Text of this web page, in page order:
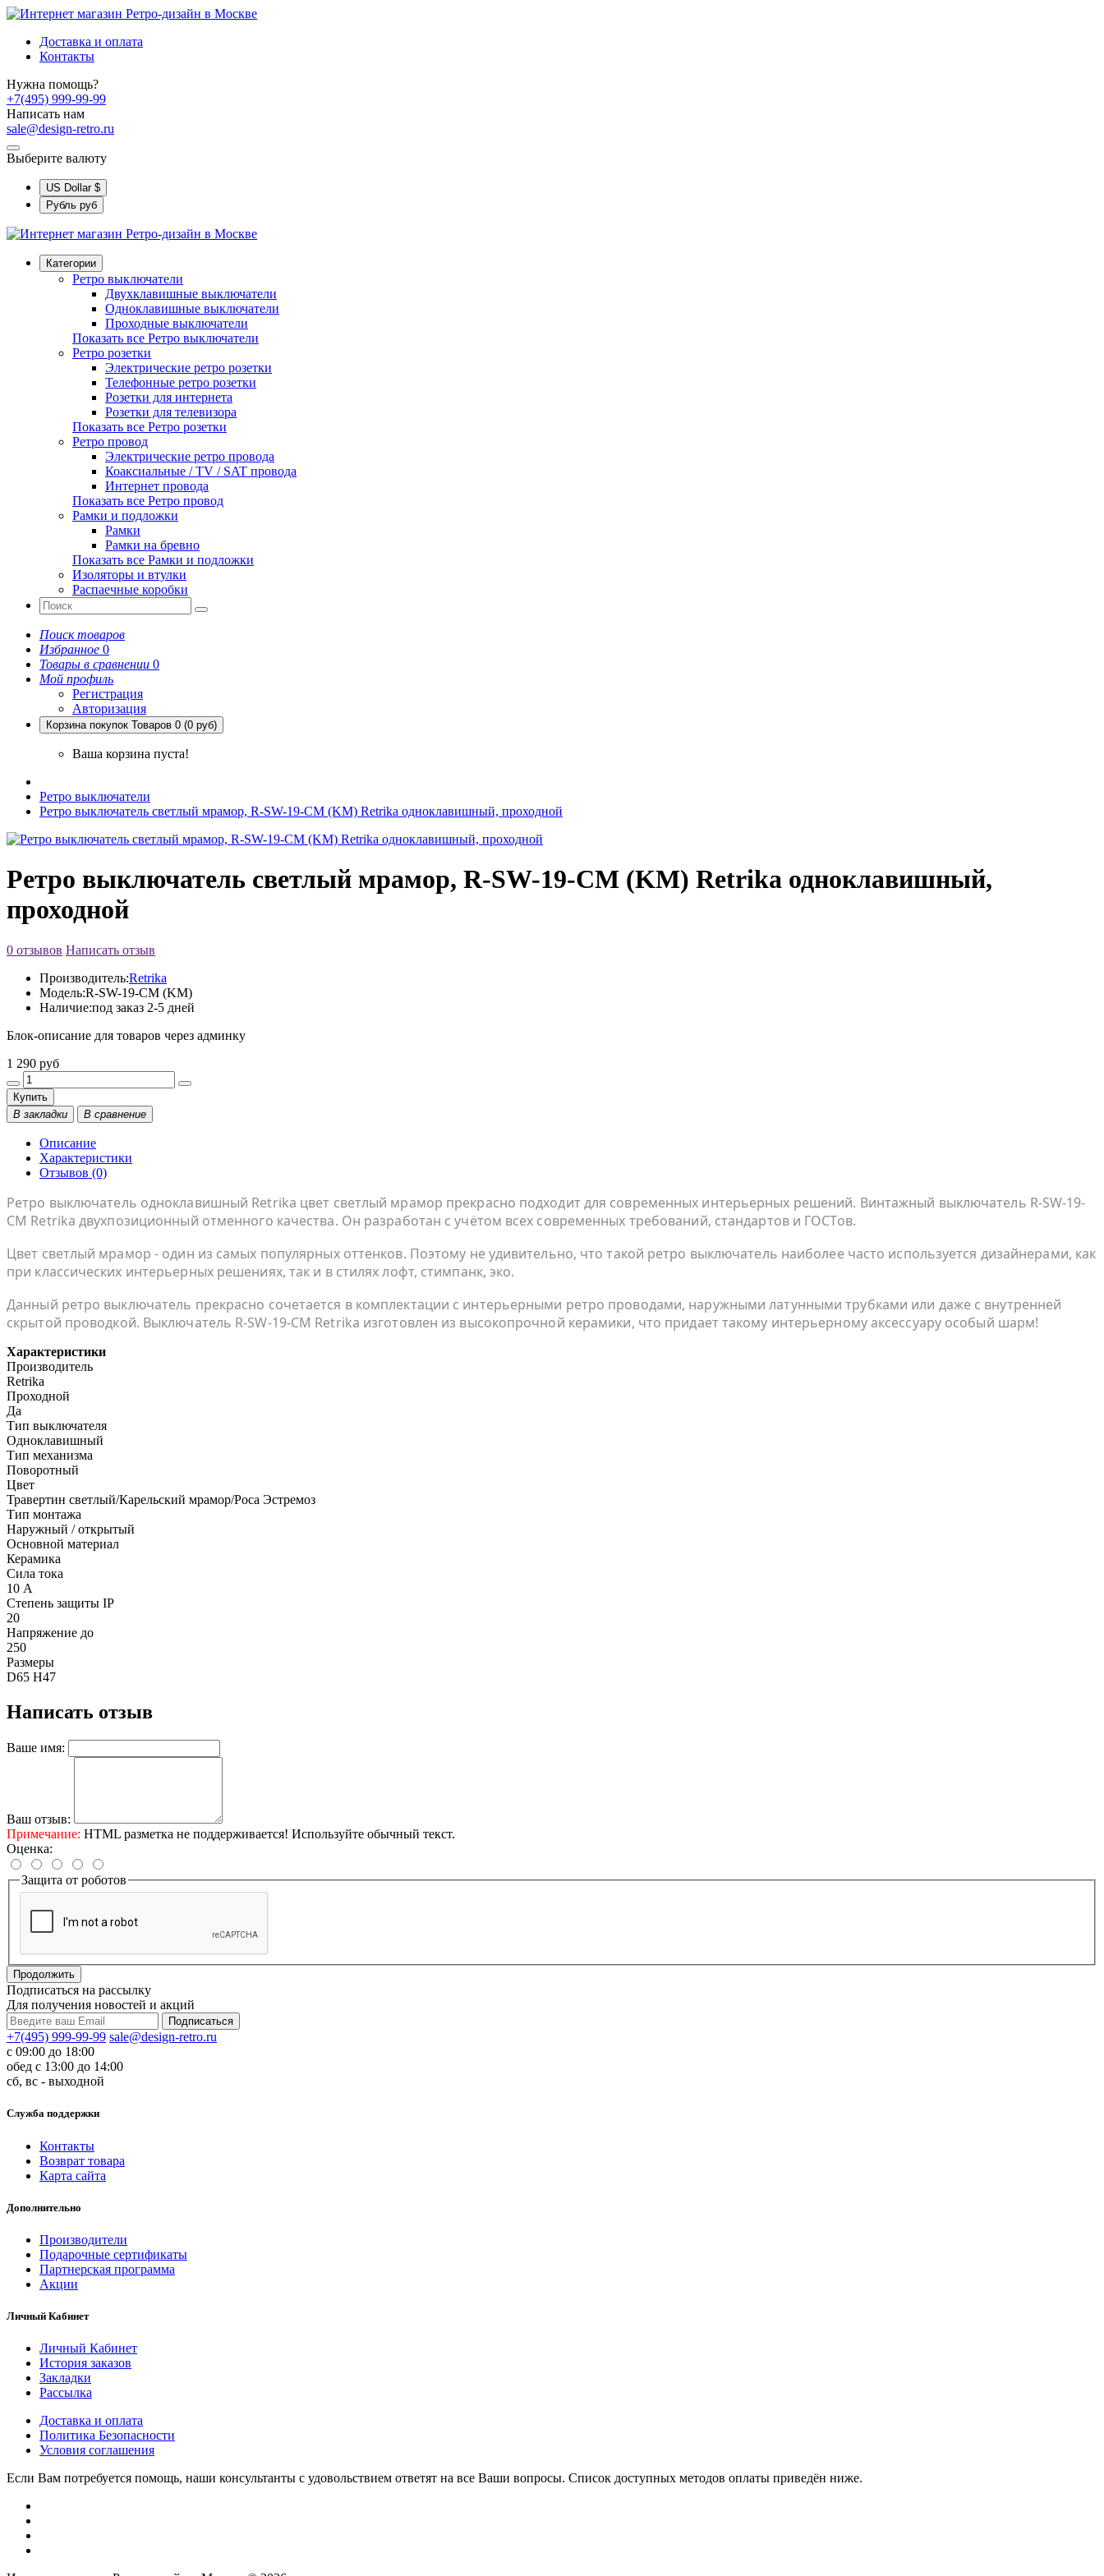
Доставка и оплата
Контакты
Нужна помощь?
+7(495) 999-99-99
Написать нам
sale@design-retro.ru
Выберите валюту
US Dollar $
Рубль руб
Категории
Ретро выключатели
Двухклавишные выключатели
Одноклавишные выключатели
Проходные выключатели
Показать все Ретро выключатели
Ретро розетки
Электрические ретро розетки
Телефонные ретро розетки
Розетки для интернета
Розетки для телевизора
Показать все Ретро розетки
Ретро провод
Электрические ретро провода
Коаксиальные / TV / SAT провода
Интернет провода
Показать все Ретро провод
Рамки и подложки
Рамки
Рамки на бревно
Показать все Рамки и подложки
Изоляторы и втулки
Распаечные коробки
Поиск товаров
Избранное 0
Товары в сравнении 0
Мой профиль
Регистрация
Авторизация
Корзина покупок Товаров 0 (0 руб)
Ваша корзина пуста!
Ретро выключатели
Ретро выключатель светлый мрамор, R-SW-19-СМ (KM) Retrika одноклавишный, проходной
Ретро выключатель светлый мрамор, R-SW-19-СМ (KM) Retrika одноклавишный,
проходной
0 отзывов Написать отзыв
Производитель:Retrika
Модель:R-SW-19-СМ (KM)
Наличие:под заказ 2-5 дней
Блок-описание для товаров через админку
1 290 руб
Купить
В закладки
В сравнение
Описание
Характеристики
Отзывов (0)
Ретро выключатель одноклавишный Retrika цвет светлый мрамор прекрасно подходит для современных интерьерных решений. Винтажный выключатель R-SW-19-
СМ Retrika двухпозиционный отменного качества. Он разработан с учётом всех современных требований, стандартов и ГОСТов.
Цвет светлый мрамор - один из самых популярных оттенков. Поэтому не удивительно, что такой ретро выключатель наиболее часто используется дизайнерами, как
при классических интерьерных решениях, так и в стилях лофт, стимпанк, эко.
Данный ретро выключатель прекрасно сочетается в комплектации с интерьерными ретро проводами, наружными латунными трубками или даже с внутренней
скрытой проводкой. Выключатель R-SW-19-СМ Retrika изготовлен из высокопрочной керамики, что придает такому интерьерному аксессуару особый шарм!
Характеристики
Производитель
Retrika
Проходной
Да
Тип выключателя
Одноклавишный
Тип механизма
Поворотный
Цвет
Травертин светлый/Карельский мрамор/Роса Эстремоз
Тип монтажа
Наружный / открытый
Основной материал
Керамика
Сила тока
10 А
Степень защиты IP
20
Напряжение до
250
Размеры
D65 H47
Написать отзыв
Ваше имя:
Ваш отзыв:
Примечание: HTML разметка не поддерживается! Используйте обычный текст.
Оценка:
Защита от роботов
Продолжить
Подписаться на рассылку
Для получения новостей и акций
+7(495) 999-99-99 sale@design-retro.ru
с 09:00 до 18:00
обед с 13:00 до 14:00
сб, вс - выходной
Служба поддержки
Контакты
Возврат товара
Карта сайта
Дополнительно
Производители
Подарочные сертификаты
Партнерская программа
Акции
Личный Кабинет
Личный Кабинет
История заказов
Закладки
Рассылка
Доставка и оплата
Политика Безопасности
Условия соглашения
Если Вам потребуется помощь, наши консультанты с удовольствием ответят на все Ваши вопросы. Список доступных методов оплаты приведён ниже.